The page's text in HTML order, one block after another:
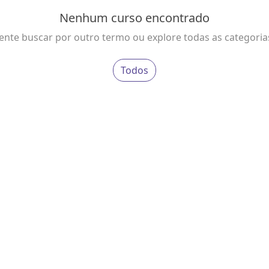
Nenhum curso encontrado
buscar por outro termo ou explore todas as
Todos